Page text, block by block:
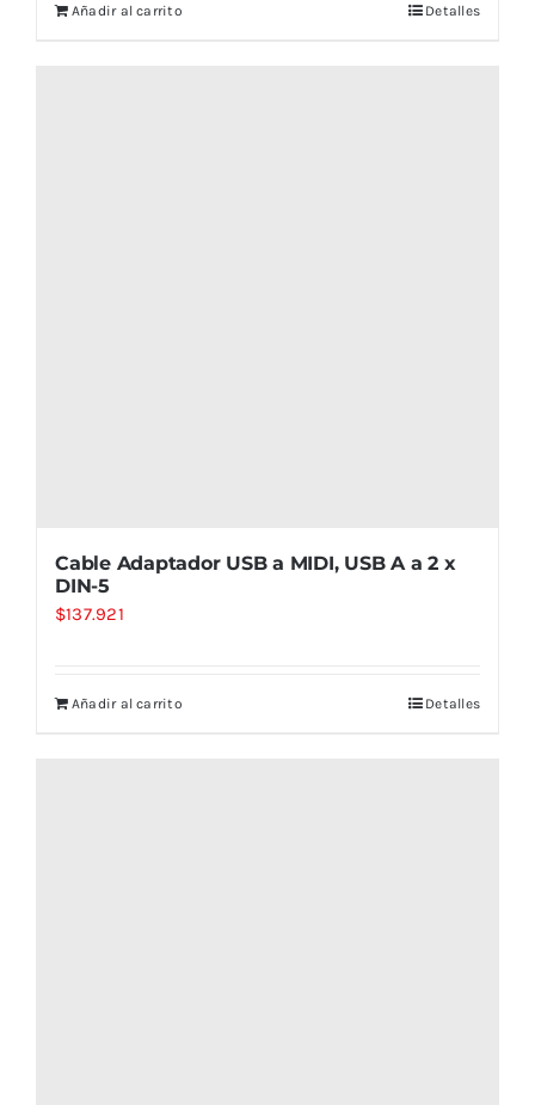
Añadir al carrito Detalles
Cable Adaptador USB a MIDI, USB A a 2 x
DIN-5
$137.921
Añadir al carrito Detalles